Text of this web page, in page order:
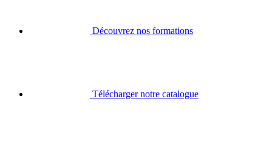
Découvrez nos formations
Télécharger notre catalogue